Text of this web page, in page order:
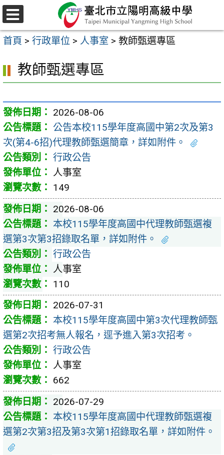
跳
至
主
內
容
選
單
首頁 > 行政單位 > 人事室 > 教師甄選專區
教師甄選專區
2026-08-06
公告本校115學年度高國中第2次及第3
次(第4-6招)代理教師甄選簡章，詳如附件。
行政公告
人事室
149
2026-08-06
本校115學年度高國中代理教師甄選複
選第3次第3招錄取名單，詳如附件。
行政公告
人事室
110
2026-07-31
本校115學年度高國中第3次代理教師甄
選第2次招考無人報名，逕予進入第3次招考。
行政公告
人事室
662
2026-07-29
本校115學年度高國中代理教師甄選複
選第2次第3招及第3次第1招錄取名單，詳如附件。